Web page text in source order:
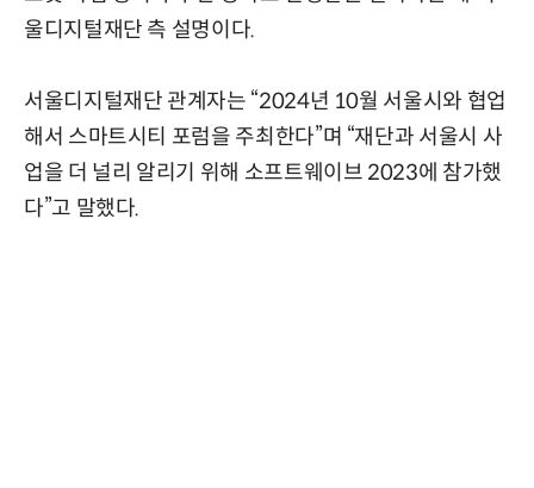
울디지털재단 측 설명이다.
서울디지털재단 관계자는 “2024년 10월 서울시와 협업
해서 스마트시티 포럼을 주최한다”며 “재단과 서울시 사
업을 더 널리 알리기 위해 소프트웨이브 2023에 참가했
다”고 말했다.